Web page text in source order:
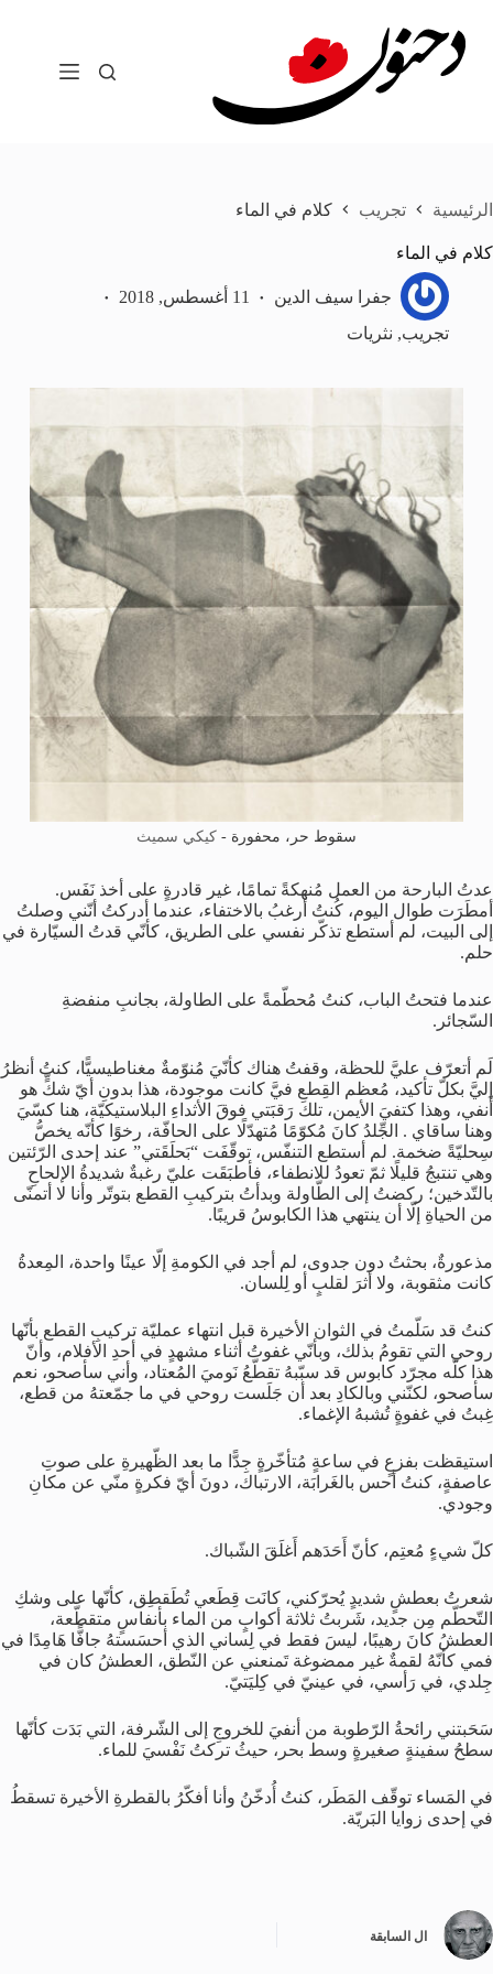
المحتوى
الرئيسية تجريب كلام في الماء
كلام في الماء
جفرا سيف الدين
11 أغسطس, 2018
تجريب, نثريات
سقوط حر، محفورة - كيكي سميث
عدتُ البارحة من العمل مُنهكةً تمامًا، غير قادرةٍ على أخذ نَفَس.
أمطَرَت طوال اليوم، كُنتُ أرغبُ بالاختفاء، عندما أدركتُ أنّني وصلتُ
إلى البيت، لم أستطع تذكّر نفسي على الطريق، كأنّي قدتُ السيّارة في
حلم.
عندما فتحتُ الباب، كنتُ مُحطّمةً على الطاولة، بجانبِ منفضةِ
السّجائر.
لَم أتعرّف عليَّ للحظة، وقفتُ هناك كأنّيَ مُنوّمةٌ مغناطيسيًّا، كنتُ أنظرُ
إليَّ بكلّ تأكيد، مُعظم القِطعِ فيَّ كانت موجودة، هذا بدونِ أيّ شكٍّ هو
أَنفي، وهذا كتفيَ الأيمن، تلك رَقبَتي فوقَ الأثداءِ البلاستيكيّة، هنا كسّيَ
وهنا ساقاي . الجِّلدُ كانَ مُكوّمًا مُتهدّلًا على الحافّة، رخوًا كأنّه يخصُّ
سِحليّةً ضخمة. لم أستطع التنفّس، توقّفَت “بَحلَقَتي” عند إحدى الرّئتين
وهي تنتبجُ قليلًا ثمّ تعودُ للانطفاء، فأطبَقَت عليّ رغبةٌ شديدةُ الإلحاحِ
بالتّدخين؛ ركضتُ إلى الطّاولة وبدأتُ بتركيبِ القطع بتوتّر وأنا لا أتمنّى
من الحياةِ إلّا أن ينتهي هذا الكابوسُ قريبًا.
مذعورةٌ، بحثتُ دون جدوى، لم أجد في الكومةِ إلّا عينًا واحدة، المِعدةُ
كانت مثقوبة، ولا أثرَ لقلبٍ أو لِلسان.
كنتُ قد سَلّمتُ في الثوان الأخيرة قبل انتهاء عمليّة تركيبِ القطع بأنّها
روحي التي تقومُ بذلك، وبأنّي غفوتُ أثناء مشهدٍ في أحدِ الأفلام، وأنّ
هذا كلّه مجرّد كابوس قد سبّبهُ تقطّعُ نَوميَ المُعتاد، وأني سأصحو، نعم
سأصحو، لكنّني وبالكادِ بعد أن جَلَست روحي في ما جمّعتهُ من قطع،
غِبتُ في غفوةٍ تُشبهُ الإغماء.
استيقظت بفزعٍ في ساعةٍ مُتأخّرةٍ جِدًّا ما بعد الظّهيرةِ على صوتِ
عاصفةٍ، كنتُ أحس بالغَرابَة، الارتباك، دونَ أيّ فكرةٍ منّي عن مكانِ
وجودي.
كلّ شيءٍ مُعتِم، كأنّ أَحَدَهم أَغلَقَ الشّباك.
شعرتُ بعطشٍ شديدٍ يُحرّكني، كانَت قِطَعي تُطَقطِق، كأنّها على وشكِ
التّحطّم مِن جديد، شَربتُ ثلاثة أكوابٍ من الماء بأنفاسٍ متقطّعة،
العطشُ كانَ رهيبًا، ليسَ فقط في لِساني الذي أحسَستهُ جافًّا هَامِدًا في
فمي كأنّهُ لقمةٌ غير ممضوغة تَمنعني عن النّطق، العطشُ كان في
جِلدي، في رَأسي، في عينيّ في كِليَتيّ.
سَحَبتني رائحةُ الرّطوبة من أنفيَ للخروجِ إلى الشّرفة، التي بَدَت كأنّها
سطحُ سفينةٍ صغيرةٍ وسط بحر، حيثُ تركتُ نَفْسيَ للماء.
في المَساء توقّف المَطَر، كنتُ أُدخّنُ وأنا أفكّرُ بالقطرةِ الأخيرة تسقطُ
في إحدى زوايا البَريّة.
ال السابقة